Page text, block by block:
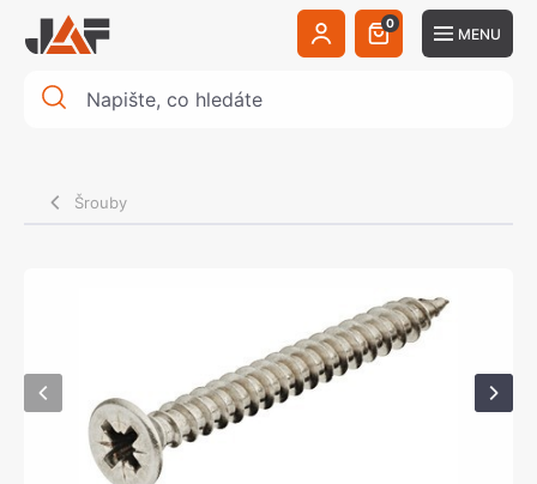
0
MENU
Šrouby